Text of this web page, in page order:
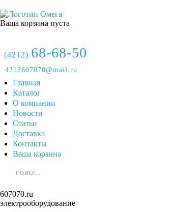
Ваша корзина пуста
(4212) 68-68-50
4212607070@mail.ru
Главная
Каталог
О компании
Новости
Статьи
Доставка
Контакты
Ваша корзина
607070.ru
электрооборудование